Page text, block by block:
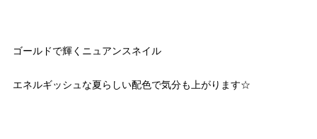
ゴールドで輝くニュアンスネイル
エネルギッシュな夏らしい配色で気分も上がります☆